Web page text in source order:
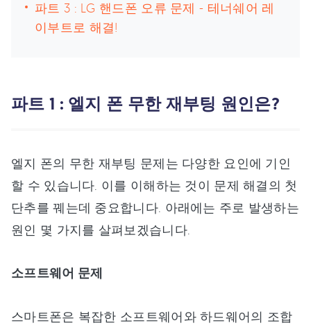
파트 3 : LG 핸드폰 오류 문제 - 테너쉐어 레
이부트로 해결!
파트 1 : 엘지 폰 무한 재부팅 원인은?
엘지 폰의 무한 재부팅 문제는 다양한 요인에 기인
할 수 있습니다. 이를 이해하는 것이 문제 해결의 첫
단추를 꿰는데 중요합니다. 아래에는 주로 발생하는
원인 몇 가지를 살펴보겠습니다.
소프트웨어 문제
스마트폰은 복잡한 소프트웨어와 하드웨어의 조합